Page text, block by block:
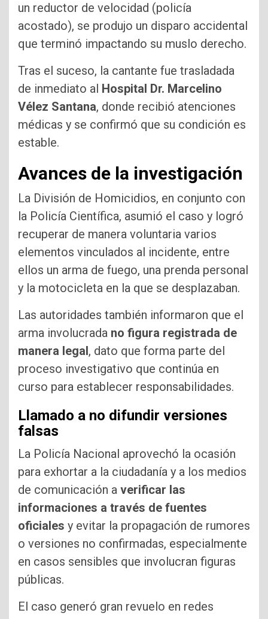
un reductor de velocidad (policía
acostado), se produjo un disparo accidental
que terminó impactando su muslo derecho.
Tras el suceso, la cantante fue trasladada
de inmediato al Hospital Dr. Marcelino
Vélez Santana, donde recibió atenciones
médicas y se confirmó que su condición es
estable.
Avances de la investigación
La División de Homicidios, en conjunto con
la Policía Científica, asumió el caso y logró
recuperar de manera voluntaria varios
elementos vinculados al incidente, entre
ellos un arma de fuego, una prenda personal
y la motocicleta en la que se desplazaban.
Las autoridades también informaron que el
arma involucrada no figura registrada de
manera legal, dato que forma parte del
proceso investigativo que continúa en
curso para establecer responsabilidades.
Llamado a no difundir versiones
falsas
La Policía Nacional aprovechó la ocasión
para exhortar a la ciudadanía y a los medios
de comunicación a verificar las
informaciones a través de fuentes
oficiales y evitar la propagación de rumores
o versiones no confirmadas, especialmente
en casos sensibles que involucran figuras
públicas.
El caso generó gran revuelo en redes